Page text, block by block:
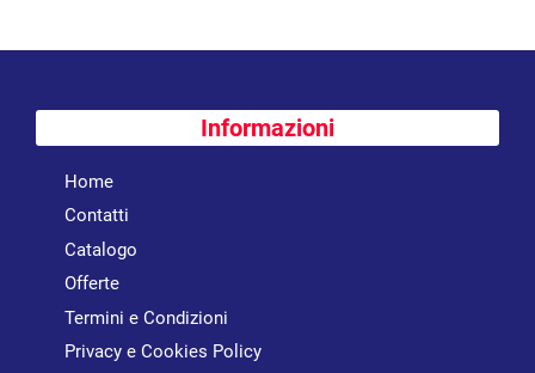
Informazioni
Home
Contatti
Catalogo
Offerte
Termini e Condizioni
Privacy e Cookies Policy